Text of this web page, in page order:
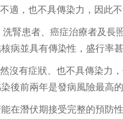
適，也不具傳染力，因此不
腎患者、癌症治療者及長
並具有傳染性，盛行率甚
沒有症狀、也不具傳染力
後前兩年是發病風險最高的
在潛伏期接受完整的預防